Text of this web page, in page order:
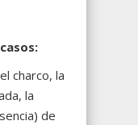
charco, la
la
de